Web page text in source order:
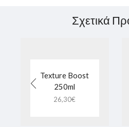
Σχετικά
Texture Boost
250ml
26,30€